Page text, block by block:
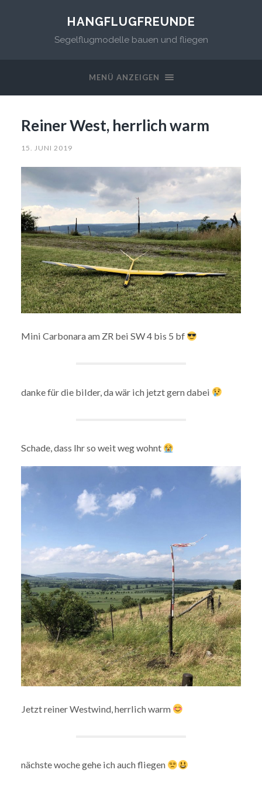
HANGFLUGFREUNDE
Segelflugmodelle bauen und fliegen
MENÜ ANZEIGEN
Reiner West, herrlich warm
15. JUNI 2019
Mini Carbonara am ZR bei SW 4 bis 5 bf
danke für die bilder, da wär ich jetzt gern dabei
Schade, dass Ihr so weit weg wohnt
Jetzt reiner Westwind, herrlich warm
nächste woche gehe ich auch fliegen